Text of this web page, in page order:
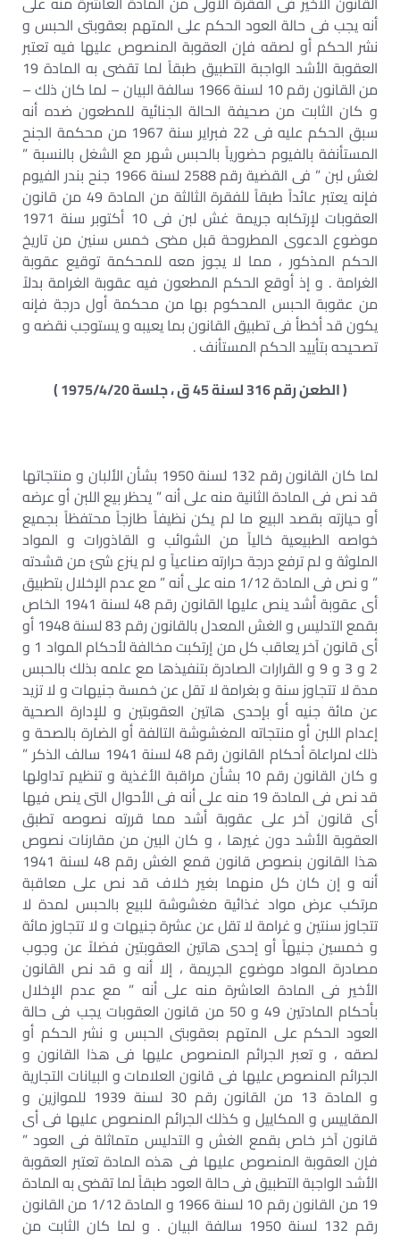
أنه يجب فى حالة العود الحكم على المتهم بعقوبتى الحبس و
نشر الحكم أو لصقه فإن العقوبة المنصوص عليها فيه تعتبر
العقوبة الأشد الواجبة التطبيق طبقاً لما تقضى به المادة 19
من القانون رقم 10 لسنة 1966 سالفة البيان – لما كان ذلك –
و كان الثابت من صحيفة الحالة الجنائية للمطعون ضده أنه
سبق الحكم عليه فى 22 فبراير سنة 1967 من محكمة الجنح
المستأنفة بالفيوم حضورياً بالحبس شهر مع الشغل بالنسبة ”
لغش لبن ” فى القضية رقم 2588 لسنة 1966 جنح بندر الفيوم
فإنه يعتبر عائداً طبقاً للفقرة الثالثة من المادة 49 من قانون
العقوبات لإرتكابه جريمة غش لبن فى 10 أكتوبر سنة 1971
موضوع الدعوى المطروحة قبل مضى خمس سنين من تاريخ
الحكم المذكور ، مما لا يجوز معه للمحكمة توقيع عقوبة
الغرامة . و إذ أوقع الحكم المطعون فيه عقوبة الغرامة بدلاً
من عقوبة الحبس المحكوم بها من محكمة أول درجة فإنه
يكون قد أخطأ فى تطبيق القانون بما يعيبه و يستوجب نقضه و
تصحيحه بتأييد الحكم المستأنف .
( الطعن رقم 316 لسنة 45 ق ، جلسة 1975/4/20 )
لما كان القانون رقم 132 لسنة 1950 بشأن الألبان و منتجاتها
قد نص فى المادة الثانية منه على أنه ” يحظر بيع اللبن أو عرضه
أو حيازته بقصد البيع ما لم يكن نظيفاً طازجاً محتفظاً بجميع
خواصه الطبيعية خالياً من الشوائب و القاذورات و المواد
الملوثة و لم ترفع درجة حرارته صناعياً و لم ينزع شئ من قشدته
” و نص فى المادة 1/12 منه على أنه ” مع عدم الإخلال بتطبيق
أى عقوبة أشد ينص عليها القانون رقم 48 لسنة 1941 الخاص
بقمع التدليس و الغش المعدل بالقانون رقم 83 لسنة 1948 أو
أى قانون آخر يعاقب كل من إرتكبت مخالفة لأحكام المواد 1 و
2 و 3 و 9 و القرارات الصادرة بتنفيذها مع علمه بذلك بالحبس
مدة لا تتجاوز سنة و بغرامة لا تقل عن خمسة جنيهات و لا تزيد
عن مائة جنيه أو بإحدى هاتين العقوبتين و للإدارة الصحية
إعدام اللبن أو منتجاته المغشوشة التالفة أو الضارة بالصحة و
ذلك لمراعاة أحكام القانون رقم 48 لسنة 1941 سالف الذكر ”
و كان القانون رقم 10 بشأن مراقبة الأغذية و تنظيم تداولها
قد نص فى المادة 19 منه على أنه فى الأحوال التى ينص فيها
أى قانون آخر على عقوبة أشد مما قررته نصوصه تطبق
العقوبة الأشد دون غيرها ، و كان البين من مقارنات نصوص
هذا القانون بنصوص قانون قمع الغش رقم 48 لسنة 1941
أنه و إن كان كل منهما بغير خلاف قد نص على معاقبة
مرتكب عرض مواد غذائية مغشوشة للبيع بالحبس لمدة لا
تتجاوز سنتين و غرامة لا تقل عن عشرة جنيهات و لا تتجاوز مائة
و خمسين جنيهاً أو إحدى هاتين العقوبتين فضلاً عن وجوب
مصادرة المواد موضوع الجريمة ، إلا أنه و قد نص القانون
الأخير فى المادة العاشرة منه على أنه ” مع عدم الإخلال
بأحكام المادتين 49 و 50 من قانون العقوبات يجب فى حالة
العود الحكم على المتهم بعقوبتى الحبس و نشر الحكم أو
لصقه ، و تعبر الجرائم المنصوص عليها فى هذا القانون و
الجرائم المنصوص عليها فى قانون العلامات و البيانات التجارية
و المادة 13 من القانون رقم 30 لسنة 1939 للموازين و
المقاييس و المكاييل و كذلك الجرائم المنصوص عليها فى أى
قانون آخر خاص بقمع الغش و التدليس متماثلة فى العود ”
فإن العقوبة المنصوص عليها فى هذه المادة تعتبر العقوبة
الأشد الواجبة التطبيق فى حالة العود طبقاً لما تقضى به المادة
19 من القانون رقم 10 لسنة 1966 و المادة 1/12 من القانون
رقم 132 لسنة 1950 سالفة البيان . و لما كان الثابت من